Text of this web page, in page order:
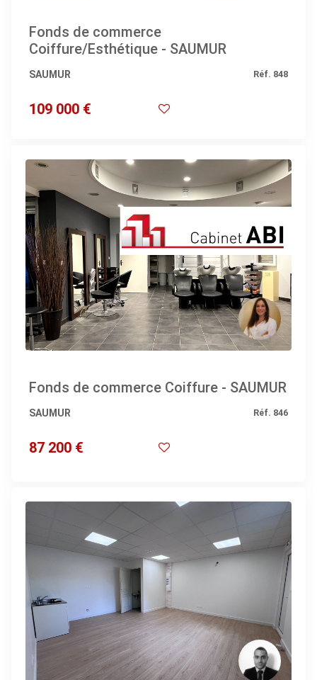
Fonds de commerce
Coiffure/Esthétique - SAUMUR
SAUMUR Réf. 848
109 000 €
Fonds de commerce Coiffure - SAUMUR
SAUMUR Réf. 846
87 200 €